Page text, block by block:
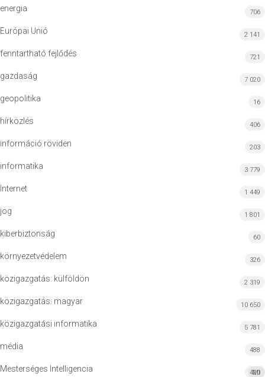
energia 706
Európai Unió 2 141
fenntartható fejlődés 721
gazdaság 7 020
geopolitika 16
hírközlés 406
információ röviden 203
informatika 3 779
Internet 1 449
jog 1 801
kiberbiztonság 60
környezetvédelem 326
közigazgatás: külföldön 2 319
közigazgatás: magyar 10 650
közigazgatási informatika 5 781
média 488
Mesterséges Intelligencia MI
420